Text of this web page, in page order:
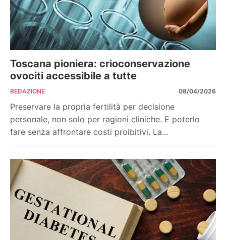
Toscana pioniera: crioconservazione
ovociti accessibile a tutte
REDAZIONE 08/04/2026
Preservare la propria fertilità per decisione
personale, non solo per ragioni cliniche. E poterlo
fare senza affrontare costi proibitivi. La...